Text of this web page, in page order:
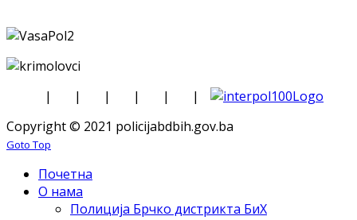
| | | | |
|
Copyright © 2021 policijabdbih.gov.ba
Goto Top
Почетна
О нама
Полиција Брчко дистрикта БиХ